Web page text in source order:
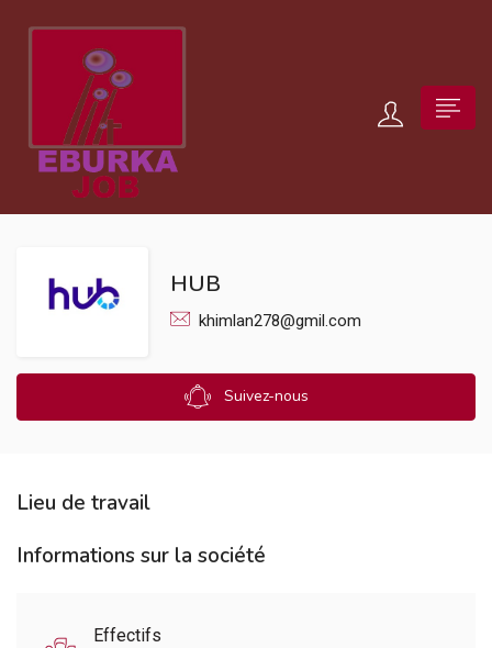
HUB
khimlan278@gmil.com
Suivez-nous
Lieu de travail
Informations sur la société
Effectifs